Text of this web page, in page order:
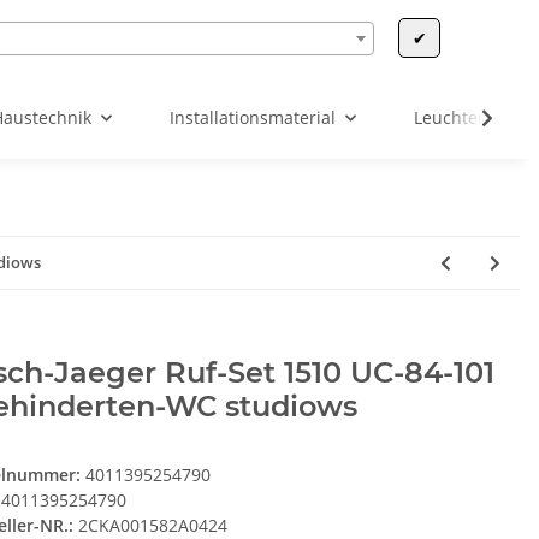
✔
Installationsmaterial Leuchten &
Jaeger Ruf-Set 1510 UC-84-101
WC studiows
4011395254790
4011395254790
NR.: 2CKA001582A0424